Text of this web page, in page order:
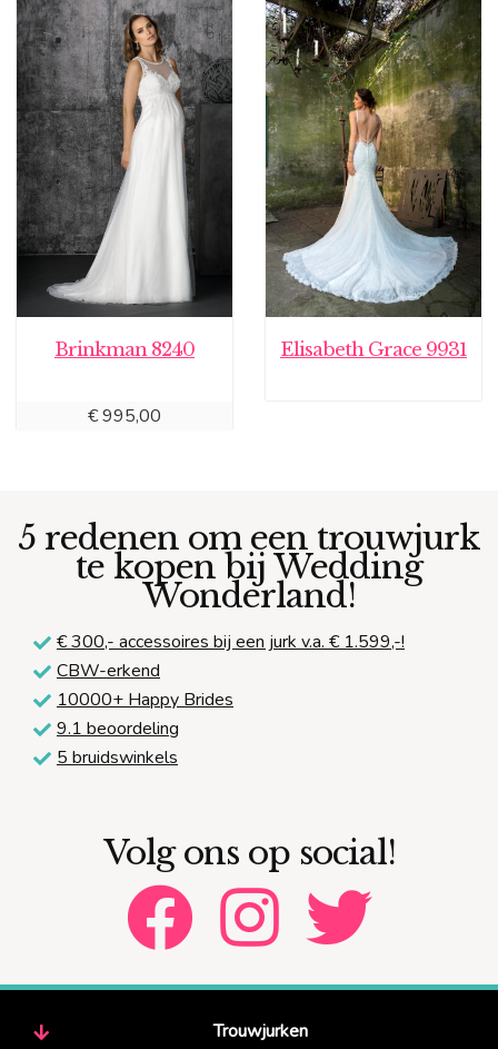
Brinkman 8240
€995,00
Elisabeth Grace 9931
5 redenen om een trouwjurk
te kopen bij Wedding
Wonderland!
€ 300,- accessoires bij een jurk v.a. € 1.599,-!
CBW-erkend
10000+ Happy Brides
9.1 beoordeling
5 bruidswinkels
Volg ons op social!
Trouwjurken